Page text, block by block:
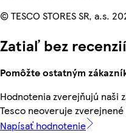
© TESCO STORES SR, a.s.
Zatiaľ bez recenzií
Pomôžte ostatným
Hodnotenia zverejňujú naši
Tesco neoveruje
Napísať hodnotenie